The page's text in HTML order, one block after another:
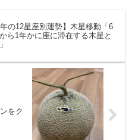
年の12星座別運勢】木星移動「6
ら1年かに座に滞在する木星と
をク